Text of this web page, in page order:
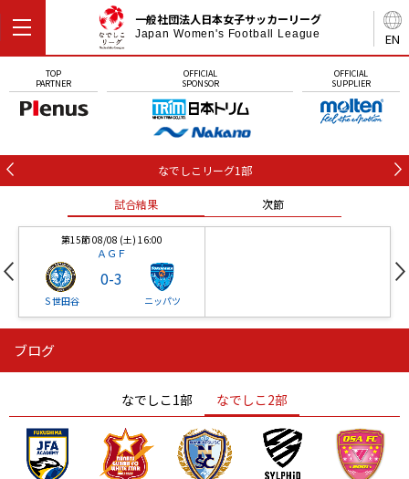
EN
一般社団法人日本女子サッカーリーグ
Japan Women's Football League
TOP
PARTNER
OFFICIAL
SPONSOR
OFFICIAL
SUPPLIER
なでしこリーグ1部
試合結果 次節
第15節 08/08 (土) 16:00
ＡＧＦ
Ｓ世田谷
0-3
ニッパツ
ニッパツ
ニッパツ 名古屋
石人の星
静岡 愛媛Ｌ
ブログ
なでしこ1部 なでしこ2部